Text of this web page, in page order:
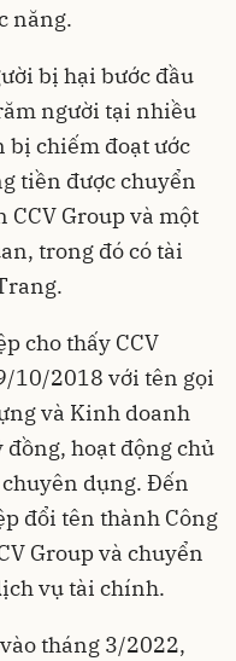
năng.
bị hại bước đầu
người tại nhiều
bị chiếm đoạt ước
tiền được chuyển
CCV Group và một
trong đó có tài
cho thấy CCV
10/2018 với tên gọi
và Kinh doanh
hoạt động chủ
dụng. Đến
đổi tên thành Công
Group và chuyển
vụ tài chính.
tháng 3/2022,